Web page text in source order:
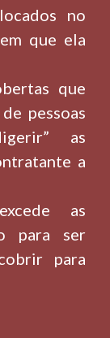
no
que ela
que
pessoas
as
a
as
para ser
para